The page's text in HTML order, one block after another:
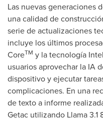
Las nuevas generaciones
una calidad de
serie de actualizaciones
incluye los últimos
CoreTM y la tecnología
usuarios aprovechar la IA
dispositivo y ejecutar
complicaciones. En una
de texto a informe
Getac utilizando Llama 3.1